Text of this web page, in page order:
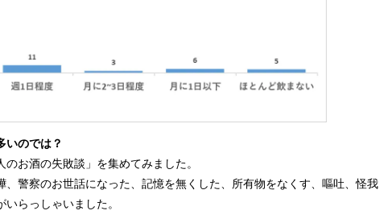
いのでは？
お酒の失敗談」を集めてみました。
警察のお世話になった、記憶を無くした、所有物をなくす、嘔吐、怪我
らっしゃいました。